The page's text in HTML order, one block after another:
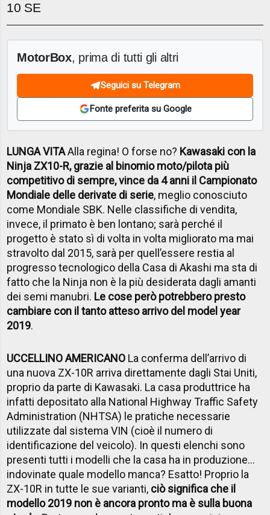
10 SE
MotorBox, prima di tutti gli altri
Seguici su Telegram
Fonte preferita su Google
LUNGA VITAAlla regina! O forse no? Kawasaki con la
Ninja ZX10-R, grazie al binomio moto/pilota più
competitivo di sempre, vince da 4 anni il Campionato
Mondiale delle derivate di serie, meglio conosciuto
come Mondiale SBK. Nelle classifiche di vendita,
invece, il primato è ben lontano; sarà perché il
progetto è stato sì di volta in volta migliorato ma mai
stravolto dal 2015, sarà per quell’essere restia al
progresso tecnologico della Casa di Akashi ma sta di
fatto che la Ninja non è la più desiderata dagli amanti
dei semi manubri. Le cose però potrebbero presto
cambiare con il tanto atteso arrivo del model year
2019.
UCCELLINO AMERICANO La conferma dell’arrivo di
una nuova ZX-10R arriva direttamente dagli Stai Uniti,
proprio da parte di Kawasaki. La casa produttrice ha
infatti depositato alla National Highway Traffic Safety
Administration (NHTSA) le pratiche necessarie
utilizzate dal sistema VIN (cioè il numero di
identificazione del veicolo). In questi elenchi sono
presenti tutti i modelli che la casa ha in produzione…
indovinate quale modello manca? Esatto! Proprio la
ZX-10R in tutte le sue varianti, ciò significa che il
modello 2019 non è ancora pronto ma è sulla buona